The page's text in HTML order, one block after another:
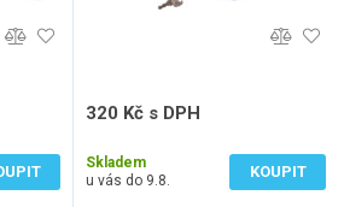
320 Kč s DPH
Skladem
u vás do 9.8.
KOUPIT